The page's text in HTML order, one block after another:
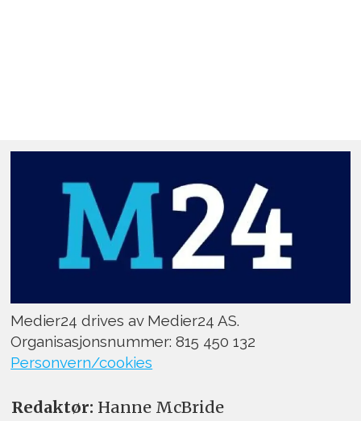
Medier24 drives av Medier24 AS.
Organisasjonsnummer: 815 450 132
Personvern/cookies
Redaktør: Hanne McBride